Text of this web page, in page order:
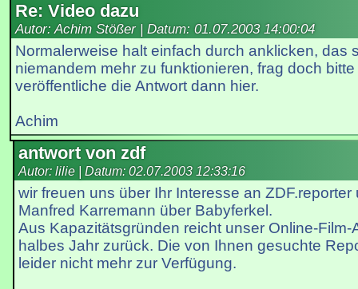
Re: Video dazu
Autor: Achim Stößer | Datum: 01.07.2003 14:00:04
Normalerweise halt einfach durch anklicken, das
niemandem mehr zu funktionieren, frag doch
veröffentliche die Antwort dann hier.
Achim
antwort von zdf
Autor: lilie | Datum: 02.07.2003 12:33:16
wir freuen uns über Ihr Interesse an
Manfred Karremann über Babyferkel.
Aus Kapazitätsgründen reicht unser Online-Film-
halbes Jahr zurück. Die von Ihnen gesuchte
leider nicht mehr zur Verfügung.